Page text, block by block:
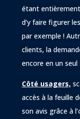
étant
d’y faire figurer
par exemple !
clients, la
encore en un seul
Côté usagers,
accès à la feuille
son avis grâce à